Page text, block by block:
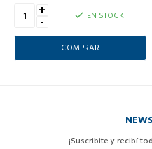
+
- EN STOCK
¡Suscribite y recibí